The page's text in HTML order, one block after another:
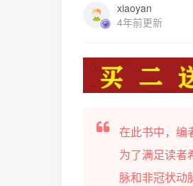
xiaoyan
4年前更新
在此书中，编
为了满足读者
脉和非冠状动